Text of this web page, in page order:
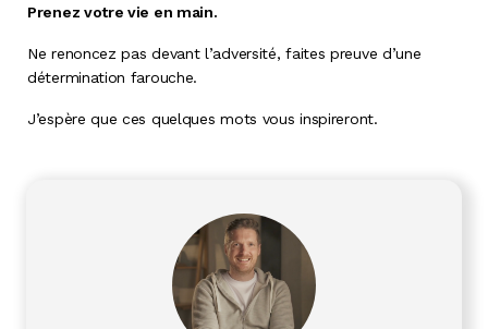
Prenez votre vie en main.
Ne renoncez pas devant l’adversité, faites preuve d’une
détermination farouche.
J’espère que ces quelques mots vous inspireront.